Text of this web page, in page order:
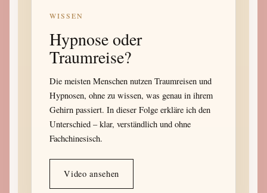
WISSEN
Hypnose oder
Traumreise?
Die meisten Menschen nutzen Traumreisen und
Hypnosen, ohne zu wissen, was genau in ihrem
Gehirn passiert. In dieser Folge erkläre ich den
Unterschied – klar, verständlich und ohne
Fachchinesisch.
Video ansehen